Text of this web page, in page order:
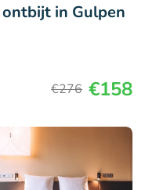
in Gulpen
€276 €158